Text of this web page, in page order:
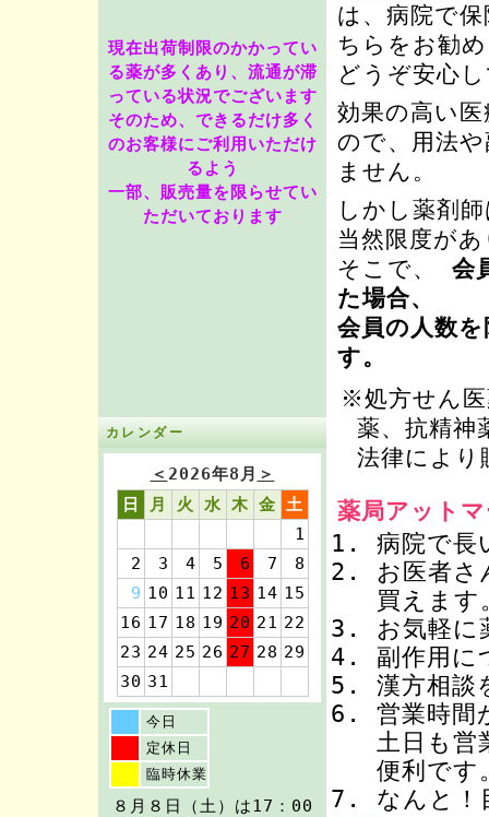
現在出荷制限のかかってい
る薬が多くあり、流通が滞
っている状況でございます
そのため、できるだけ多く
のお客様にご利用いただけ
るよう
一部、販売量を限らせてい
ただいております
カレンダー
＜ 2026年8月 ＞
日
月 火 水 木 金 土
1
2
3 4 5 6 7
8
9 10 11 12 13 14 15
16 17 18 19 20 21 22
23 24 25 26 27 28 29
30 31
今日
定休日
臨時休業
８月８日（土）は17：00
は、病院で
ちらをお勧
どうぞ安心
効果の高い
ので、用法
ません。
しかし薬剤
当然限度が
そこで、
会
た場合、
会員の人数
す。
※処方せん医
薬、抗精神
法律により
薬局アット
病院で長
お医者さ
買えます
お気軽に
副作用に
漢方相談
営業時間
土日も営
便利です
なんと！